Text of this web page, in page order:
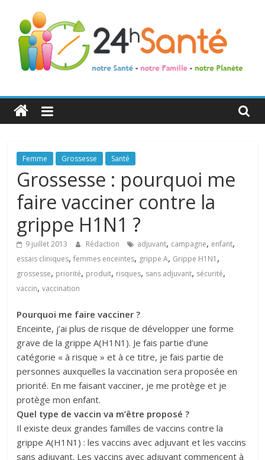
24h
Santé
La
santé
de
toute
famille
Femme Grossesse Santé
Grossesse : pourquoi me
faire vacciner contre la
grippe H1N1 ?
9 juillet 2013 Rédaction adjuvant, campagne, enfant,
essais cliniques,femmes enceintes, grippe A, Grippe H1N1 ,
grossesse, priorité, produit, risques, sans adjuvant, sécurité,
vaccin,vaccination
Pourquoi me faire vacciner ?
Enceinte, j’ai plus de risque de développer une forme
grave de la grippe A(H1N1). Je fais partie d’une
catégorie « à risque » et à ce titre, je fais partie de
personnes auxquelles la vaccination sera proposée en
priorité. En me faisant vacciner, je me protège et je
protège mon enfant.
Quel type de vaccin va m’être proposé ?
Il existe deux grandes familles de vaccins contre la
grippe A(H1N1) : les vaccins avec adjuvant et les vaccins
sans adjuvant. Les vaccins avec adjuvant commencent à